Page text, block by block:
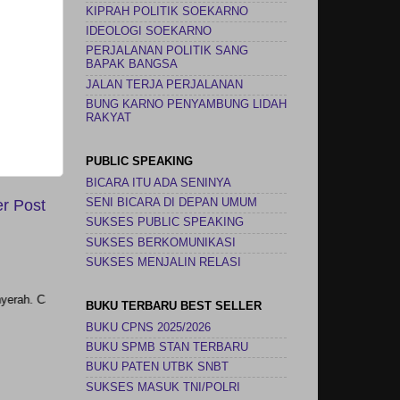
Post
kita adalah jika kita
KIPRAH POLITIK SOEKARNO
IDEOLOGI SOEKARNO
PERJALANAN POLITIK SANG
BAPAK BANGSA
JALAN TERJA PERJALANAN
BUNG KARNO PENYAMBUNG LIDAH
RAKYAT
PUBLIC SPEAKING
BICARA ITU ADA SENINYA
SENI BICARA DI DEPAN UMUM
SUKSES PUBLIC SPEAKING
SUKSES BERKOMUNIKASI
SUKSES MENJALIN RELASI
BUKU TERBARU BEST SELLER
BUKU CPNS 2025/2026
BUKU SPMB STAN TERBARU
BUKU PATEN UTBK SNBT
SUKSES MASUK TNI/POLRI